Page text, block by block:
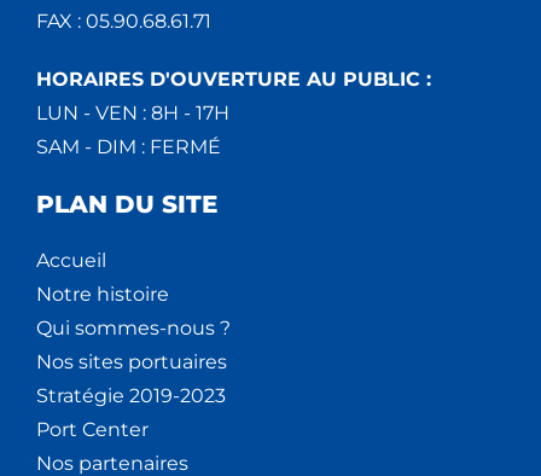
FAX : 05.90.68.61.71
HORAIRES D'OUVERTURE AU PUBLIC :
LUN - VEN : 8H - 17H
SAM - DIM : FERMÉ
PLAN DU SITE
Accueil
Notre histoire
Qui sommes-nous ?
Nos sites portuaires
Stratégie 2019-2023
Port Center
Nos partenaires